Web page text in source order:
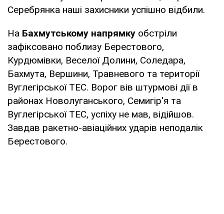
Серебрянка наші захисники успішно відбили.
На Бахмутському напрямку обстріли
зафіксовано поблизу Берестового,
Курдюмівки, Веселої Долини, Соледара,
Бахмута, Вершини, Травневого та території
Вуглегірської ТЕС. Ворог вів штурмові дії в
районах Новолуганського, Семигір'я та
Вуглегірської ТЕС, успіху не мав, відійшов.
Завдав ракетно-авіаційних ударів неподалік
Берестового.